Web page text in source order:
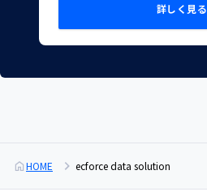
詳しく見る
HOME ecforce data solution